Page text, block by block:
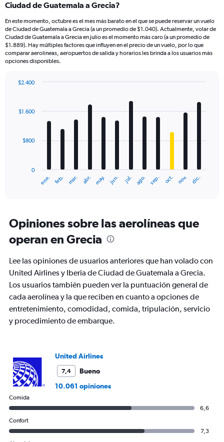
Ciudad de Guatemala a Grecia?
En este momento, octubre es el mes más barato en el que se puede reservar un vuelo
de Ciudad de Guatemala a Grecia (a un promedio de $1.040). Actualmente, volar de
Ciudad de Guatemala a Grecia en julio es el momento más caro (a un promedio de
$1.889). Hay múltiples factores que influyen en el precio de un vuelo, por lo que
comparar aerolíneas, aeropuertos de salida y horarios les brinda a los usuarios más
opciones disponibles.
with
12
The
Range:
12
categories.
The
chart
1
Y
axis
displaying
Range:
ene. feb. mar. abr. may. jun. jul. ago. sep. oct. nov. dic.
0
$800
$1.600
$2.400
Opiniones sobre las aerolíneas que
operan en Grecia
Lee las opiniones de usuarios anteriores que han volado con
United Airlines y Iberia de Ciudad de Guatemala a Grecia.
Los usuarios también pueden ver la puntuación general de
cada aerolínea y la que reciben en cuanto a opciones de
entretenimiento, comodidad, comida, tripulación, servicio
y procedimiento de embarque.
United Airlines
7,4
Bueno
10.061 opiniones
Comida
6,6
Confort
7,3